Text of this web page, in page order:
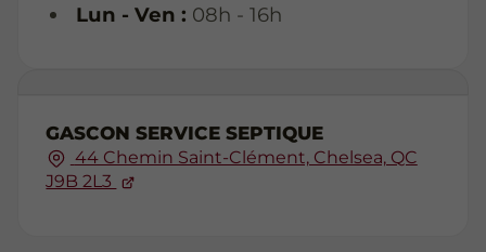
Lun - Ven : 08h - 16h
GASCON SERVICE SEPTIQUE
44 Chemin Saint-Clément, Chelsea, QC
J9B 2L3